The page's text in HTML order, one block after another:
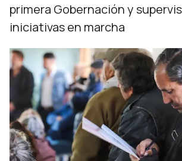
primera Gobernación y
iniciativas en marcha